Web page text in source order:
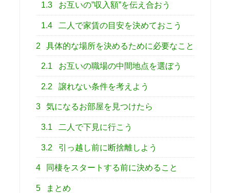
1.3 お互いの”収入額”を伝え合おう
1.4 二人で家賃の目安を決めておこう
2 具体的な場所を決めるために必要なこと
2.1 お互いの職場の中間地点を選ぼう
2.2 譲れない条件を考えよう
3 気になるお部屋を見つけたら
3.1 二人で下見に行こう
3.2 引っ越し前に断捨離しよう
4 同棲をスタートする前に決めること
5 まとめ